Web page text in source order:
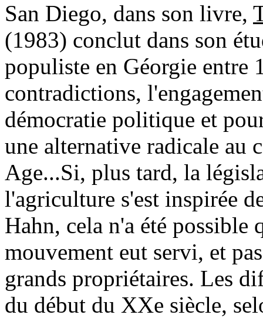
San Diego, dans son livre,
(1983) conclut dans son
populiste en Géorgie entre
contradictions,
démocratie politique et
une alternative radicale au
Age...Si, plus tard, la
l'agriculture s'est inspirée
Hahn, cela n'a été possible
mouvement eut servi, et
grands propriétaires. Les
du début du XXe siècle,